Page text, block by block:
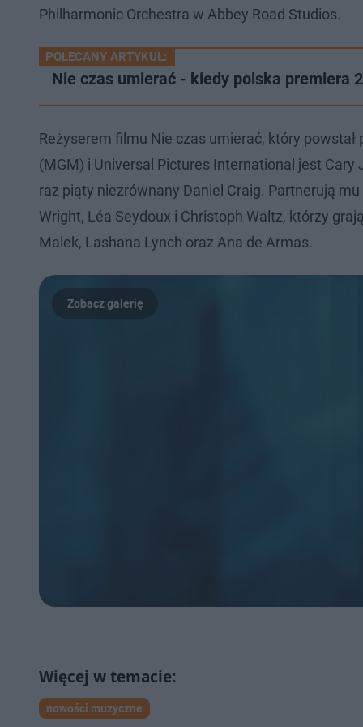
Philharmonic Orchestra w Abbey Road Studios.
POLECANY ARTYKUŁ:
Nie czas umierać - kiedy polska premiera
Reżyserem filmu Nie czas umierać, który
(MGM) i Universal Pictures International jest Cary
raz piąty niezrównany Daniel Craig. Partnerują
Wright, Léa Seydoux i Christoph Waltz, którzy
Malek, Lashana Lynch oraz Ana de Armas.
nowości muzyczne